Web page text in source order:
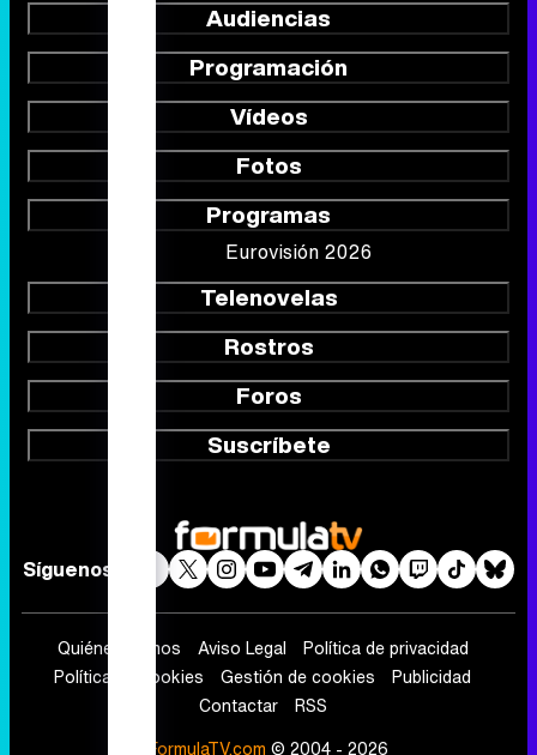
Audiencias
Programación
Vídeos
Fotos
Programas
Eurovisión 2026
Telenovelas
Rostros
Foros
Suscríbete
Síguenos
Quiénes somos Aviso Legal
Política de privacidad
Política de cookies
Gestión de cookies
Publicidad
Contactar
RSS
FormulaTV.com © 2004 - 2026